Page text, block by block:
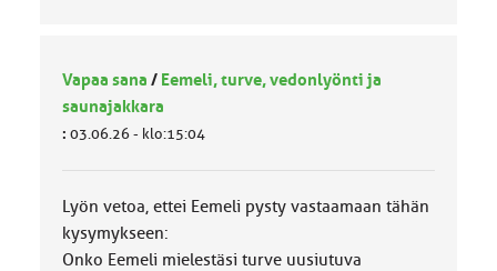
Vapaa sana / Eemeli, turve, vedonlyönti ja
saunajakkara
: 03.06.26 - klo:15:04
Lyön vetoa, ettei Eemeli pysty vastaamaan tähän
kysymykseen:
Onko Eemeli mielestäsi turve uusiutuva